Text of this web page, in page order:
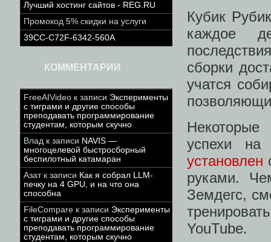
Лучший хостинг сайтов - REG.RU
Промокод 5% скидки на услуги
39CC-C72F-6342-560A
КОММЕНТАРИИ
FreeAIVideo к записи Эксперименты
с тиграми и другие способы
преподавать программирование
студентам, которым скучно
Влад к записи NAVIS —
многоцелевой быстросборный
беспилотный катамаран
Азатк записи Как я собрал LLM-
печку на 4 GPU, и на что она
способна
FileCompare к записи Эксперименты
с тиграми и другие способы
преподавать программирование
студентам, которым скучно
Кубик
каждое
сборки
учатся
успехи
установлен
руками.
Земдегс,
YouTube.